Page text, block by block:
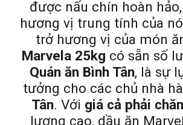
được nấu chín hoàn
hương vị trung tính của
trở hương vị của món
Marvela 25kg có sẵn số
Quán ăn Bình Tân, là sự
tưởng cho các chủ nhà
Tân. Với giá cả phải
lượng cao, dầu ăn